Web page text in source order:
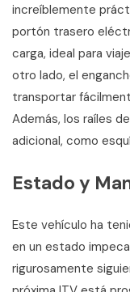
increíblemente
portón trasero
carga, ideal para
otro lado, el
transportar
Además, los raíles
adicional, como
Estado y
Este vehículo ha
en un estado
rigurosamente